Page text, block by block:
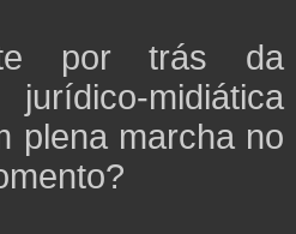
por trás da
midiática
plena marcha no